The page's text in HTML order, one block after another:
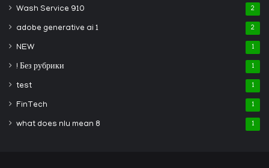
Wash Service 910 2
adobe generative ai 1 2
NEW 1
! Без рубрики 1
test 1
FinTech 1
what does nlu mean 8 1